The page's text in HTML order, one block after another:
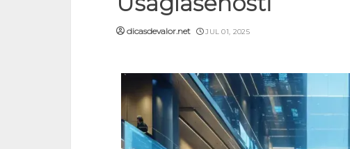
dicasdevalor.net JUL 01, 2025